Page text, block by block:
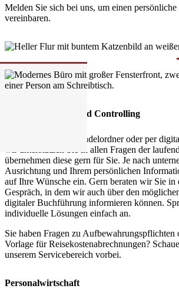
Melden Sie sich bei uns, um einen
vereinbaren.
Rechnungswesen und Controlling
Ganz klassisch im Pendelordner oder per
wir unterstützen Sie in allen Fragen der
übernehmen diese gern für Sie. Je nach
Ausrichtung und Ihrem persönlichen
auf Ihre Wünsche ein. Gern beraten wir Sie in
Gespräch, in dem wir auch über den
digitaler Buchführung informieren können.
individuelle Lösungen einfach an.
Sie haben Fragen zu Aufbewahrungspflichten
Vorlage für Reisekostenabrechnungen?
unserem Servicebereich vorbei.
Personalwirtschaft